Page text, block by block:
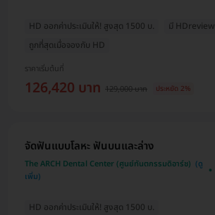
HD ออกค่าประเมินให้! สูงสุด 1500 บ.
มี HDreview
ถูกที่สุดเมื่อจองกับ HD
ราคาเริ่มต้นที่
126,420 บาท 129,000 บาท ประหยัด 2%
HD ออกค่าประเมินให้! สูงสุด 1500 บ.
จัดฟันแบบโลหะ ฟันบนและล่าง
The ARCH Dental Center (ศูนย์ทันตกรรมดิอาร์ช)